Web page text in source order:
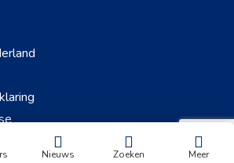
Nieuws Zoeken Meer